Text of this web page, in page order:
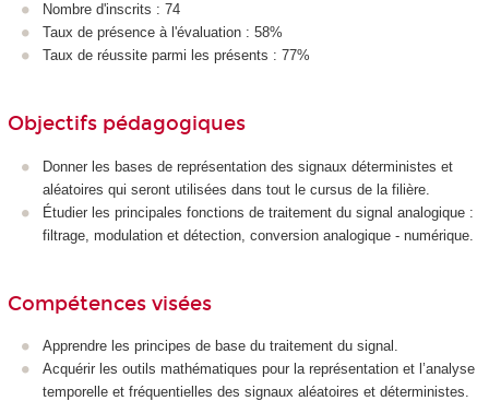
Nombre d'inscrits : 74
Taux de présence à l'évaluation : 58%
Taux de réussite parmi les présents : 77%
Objectifs pédagogiques
Donner les bases de représentation des signaux déterministes et
aléatoires qui seront utilisées dans tout le cursus de la filière.
Étudier les principales fonctions de traitement du signal analogique :
filtrage, modulation et détection, conversion analogique - numérique.
Compétences visées
Apprendre les principes de base du traitement du signal.
Acquérir les outils mathématiques pour la représentation et l’analyse
temporelle et fréquentielles des signaux aléatoires et déterministes.